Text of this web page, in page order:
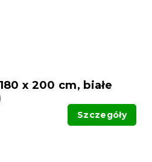
x 200 cm, białe
Szczegóły